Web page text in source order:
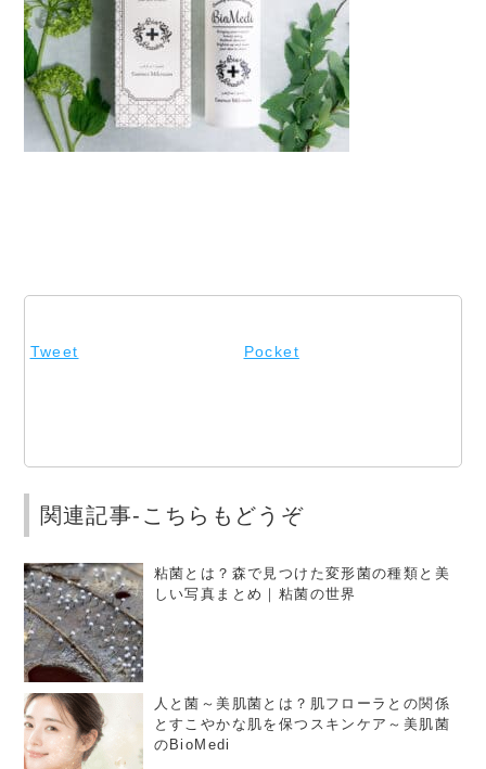
Tweet Pocket
関連記事-こちらもどうぞ
粘菌とは？森で見つけた変形菌の種類と美
しい写真まとめ｜粘菌の世界
人と菌～美肌菌とは？肌フローラとの関係
とすこやかな肌を保つスキンケア～美肌菌
のBioMedi